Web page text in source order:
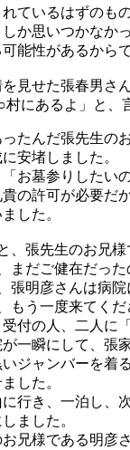
ているはずのも
か思いつかなか
能性があるからで
見せた張春男さ
にあるよ」と、
たんだ張先生の
安堵しました。
お墓参りしたいの
の許可が必要だ
した。
、張先生のお兄様
まだご健在だった
張明彦さんは病院
もう一度来てく
付の人、二人に
一瞬にして、張
ジャンバーを着
ました。
行き、一泊し、
ました。
兄様である明彦